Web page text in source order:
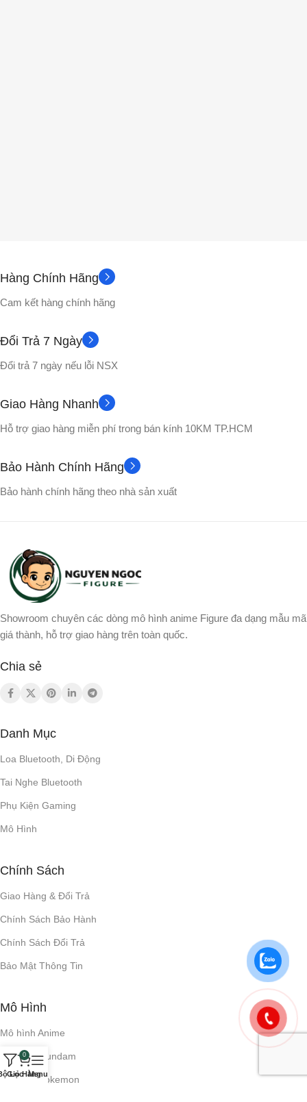
Hàng Chính Hãng
Cam kết hàng chính hãng
Đổi Trả 7 Ngày
Đổi trả 7 ngày nếu lỗi NSX
Giao Hàng Nhanh
Hỗ trợ giao hàng miễn phí trong bán kính 10KM TP.HCM
Bảo Hành Chính Hãng
Bảo hành chính hãng theo nhà sản xuất
Showroom chuyên các dòng mô hình anime Figure đa dạng mẫu mã
giá thành, hỗ trợ giao hàng trên toàn quốc.
Chia sẻ
Danh Mục
Loa Bluetooth, Di Động
Tai Nghe Bluetooth
Phụ Kiện Gaming
Mô Hình
Chính Sách
Giao Hàng & Đổi Trả
Chính Sách Bảo Hành
Chính Sách Đổi Trả
Bảo Mật Thông Tin
Mô Hình
Mô hình Anime
Mô hình Gundam
Mô hình Pokemon
Lọc
0
Giỏ Hàng
Menu